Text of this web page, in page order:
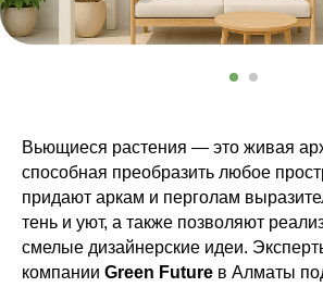
Вьющиеся растения — это живая
способная преобразить любое
придают аркам и перголам
тень и уют, а также позволяют
смелые дизайнерские идеи.
компании Green Future в Алматы